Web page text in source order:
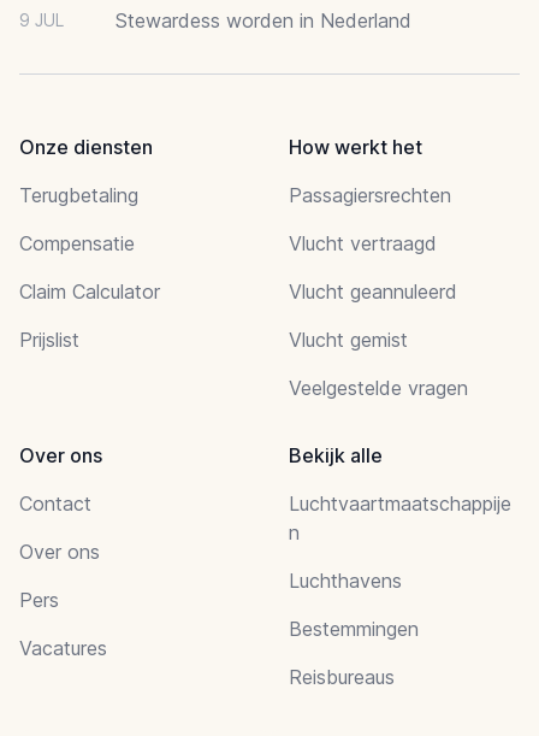
9 JUL Stewardess worden in Nederland
Onze diensten
Terugbetaling
Compensatie
Claim Calculator
Prijslist
How werkt het
Passagiersrechten
Vlucht vertraagd
Vlucht geannuleerd
Vlucht gemist
Veelgestelde vragen
Over ons
Contact
Over ons
Pers
Vacatures
Bekijk alle
Luchtvaartmaatschappije
n
Luchthavens
Bestemmingen
Reisbureaus